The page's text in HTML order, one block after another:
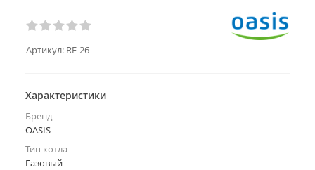
Артикул: RE-26
Характеристики
Бренд
OASIS
Тип котла
Газовый